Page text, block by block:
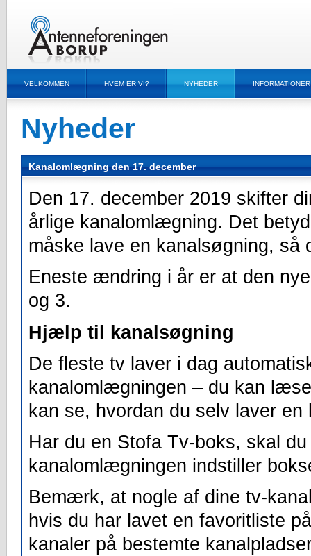
VELKOMMEN HVEM ER VI? NYHEDER INFORMATIONER
Nyheder
Kanalomlægning den 17. december
Den 17. december 2019 skifter
årlige kanalomlægning. Det
måske lave en kanalsøgning, så
Eneste ændring i år er at den
og 3.
Hjælp til kanalsøgning
De fleste tv laver i dag
kanalomlægningen – du kan
kan se, hvordan du selv laver
Har du en Stofa Tv-boks, skal
kanalomlægningen indstiller
Bemærk, at nogle af dine tv-
hvis du har lavet en favoritliste
kanaler på bestemte